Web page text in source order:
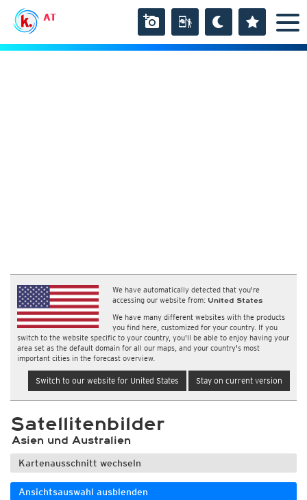
AT
We have automatically detected that you're
accessing our website from: United States
We have many different websites with the products
you find here, customized for your country. If you
switch to the website specific to your country, you'll be able to enjoy having your
area set as the default domain for all our maps, and your country's most
important cities in the forecast overview.
Switch to our website for United States Stay on current version
Satellitenbilder
Asien und Australien
Kartenausschnitt wechseln
Ansichtsauswahl ausblenden